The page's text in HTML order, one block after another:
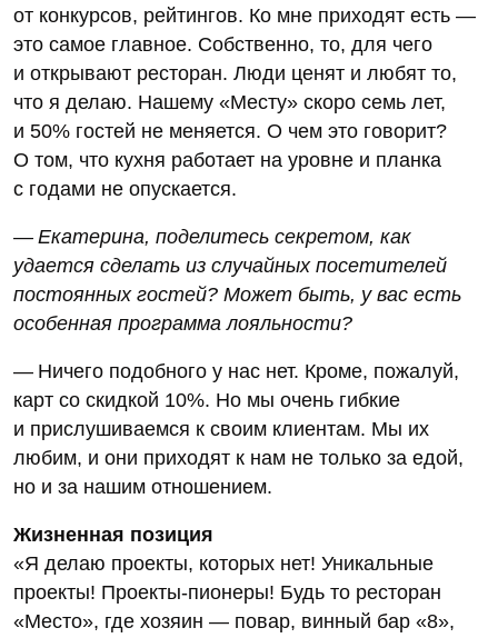
от конкурсов, рейтингов. Ко мне приходят есть —
это самое главное. Собственно, то, для чего
и открывают ресторан. Люди ценят и любят то,
что я делаю. Нашему «Месту» скоро семь лет,
и 50% гостей не меняется. О чем это говорит?
О том, что кухня работает на уровне и планка
с годами не опускается.
— Екатерина, поделитесь секретом, как
удается сделать из случайных посетителей
постоянных гостей? Может быть, у вас есть
особенная программа лояльности?
— Ничего подобного у нас нет. Кроме, пожалуй,
карт со скидкой 10%. Но мы очень гибкие
и прислушиваемся к своим клиентам. Мы их
любим, и они приходят к нам не только за едой,
но и за нашим отношением.
Жизненная позиция
«Я делаю проекты, которых нет! Уникальные
проекты! Проекты-пионеры! Будь то ресторан
«Место», где хозяин — повар, винный бар «8»,